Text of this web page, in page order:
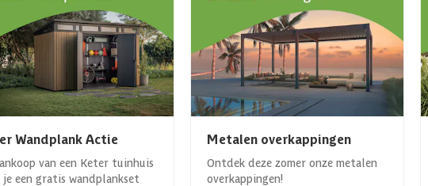
Wandplank Actie
van een Keter tuinhuis
een gratis wandplankset
Metalen overkappingen
Ontdek deze zomer onze metalen
overkappingen!